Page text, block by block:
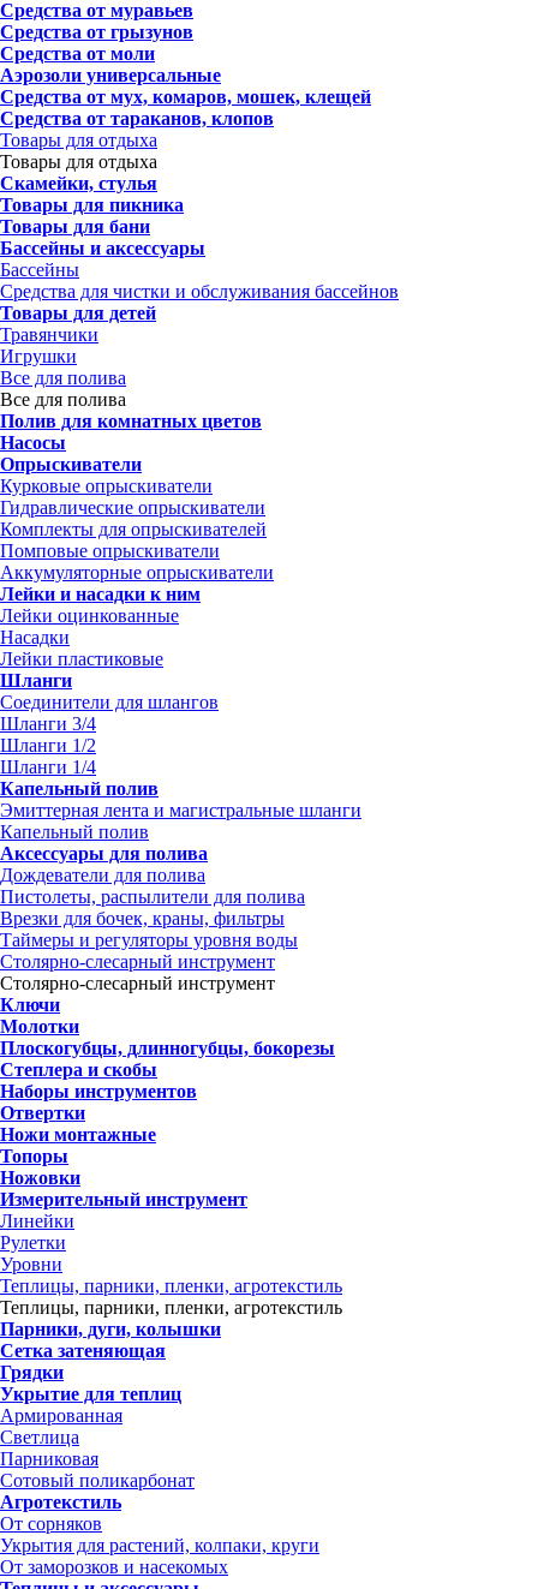
Средства от муравьев
Средства от грызунов
Средства от моли
Аэрозоли универсальные
Средства от мух, комаров, мошек, клещей
Средства от тараканов, клопов
Товары для отдыха
Товары для отдыха
Скамейки, стулья
Товары для пикника
Товары для бани
Бассейны и аксессуары
Бассейны
Средства для чистки и обслуживания бассейнов
Товары для детей
Травянчики
Игрушки
Все для полива
Все для полива
Полив для комнатных цветов
Насосы
Опрыскиватели
Курковые опрыскиватели
Гидравлические опрыскиватели
Комплекты для опрыскивателей
Помповые опрыскиватели
Аккумуляторные опрыскиватели
Лейки и насадки к ним
Лейки оцинкованные
Насадки
Лейки пластиковые
Шланги
Соединители для шлангов
Шланги 3/4
Шланги 1/2
Шланги 1/4
Капельный полив
Эмиттерная лента и магистральные шланги
Капельный полив
Аксессуары для полива
Дождеватели для полива
Пистолеты, распылители для полива
Врезки для бочек, краны, фильтры
Таймеры и регуляторы уровня воды
Столярно-слесарный инструмент
Столярно-слесарный инструмент
Ключи
Молотки
Плоскогубцы, длинногубцы, бокорезы
Степлера и скобы
Наборы инструментов
Отвертки
Ножи монтажные
Топоры
Ножовки
Измерительный инструмент
Линейки
Рулетки
Уровни
Теплицы, парники, пленки, агротекстиль
Теплицы, парники, пленки, агротекстиль
Парники, дуги, колышки
Сетка затеняющая
Грядки
Укрытие для теплиц
Армированная
Светлица
Парниковая
Сотовый поликарбонат
Агротекстиль
От сорняков
Укрытия для растений, колпаки, круги
От заморозков и насекомых